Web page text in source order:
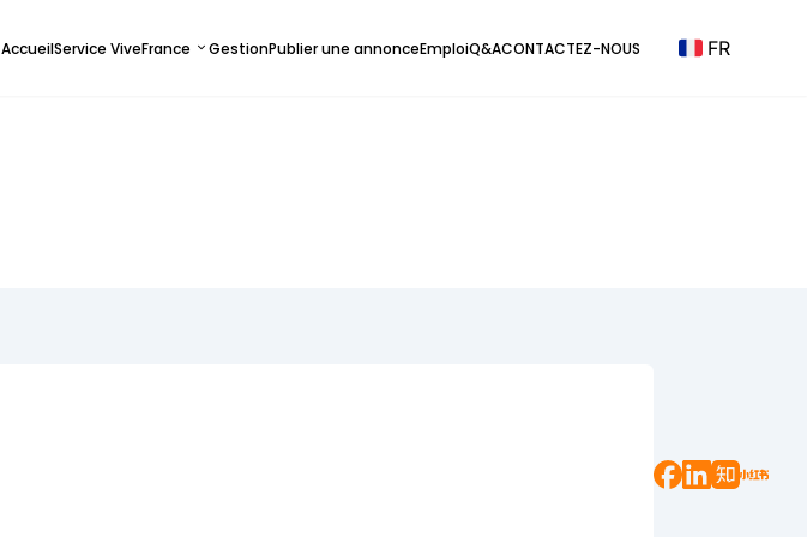
AccueilService ViveFrance GestionPublier une annonceEmploiQ&ACONTACTEZ-NOUS FR